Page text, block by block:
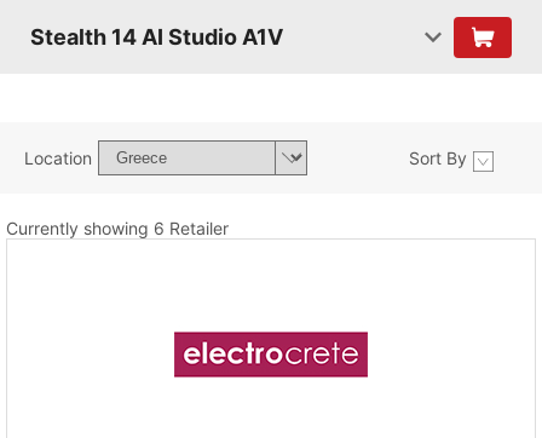
Stealth 14 AI Studio A1V
Location Sort By
Currently showing 6 Retailer